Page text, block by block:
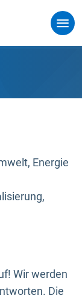
Energie
Wir werden
Die